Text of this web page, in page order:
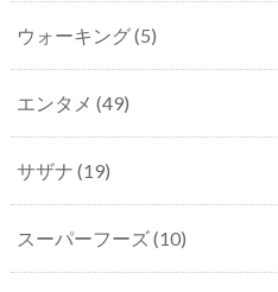
ウォーキング(5)
エンタメ (49)
サザナ (19)
スーパーフーズ(10)